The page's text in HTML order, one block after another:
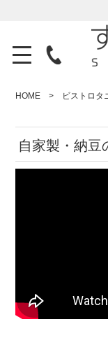
HOME ビストロタ
自家製・納豆